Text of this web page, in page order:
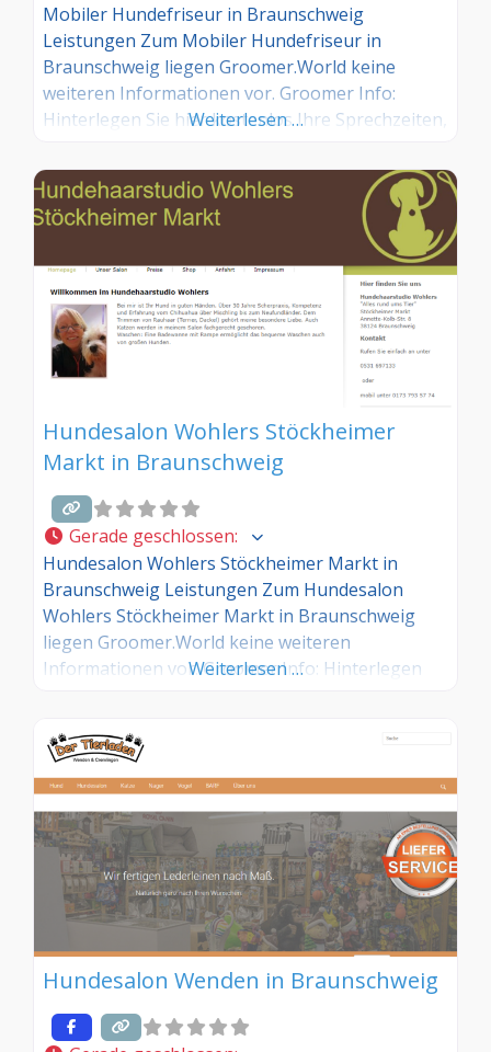
Mobiler Hundefriseur in Braunschweig
Leistungen Zum Mobiler Hundefriseur in
Braunschweig liegen Groomer.World keine
weiteren Informationen vor. Groomer Info:
Hinterlegen Sie hier kostenlos Ihre Sprechzeiten,
anmelden! Sind Sie Kunde dieses Hundesalons?
Dann teilen Sie Ihre Erfahrungen über die
Kommentarfunktion unten mit anderen
Weiterlesen …
Hundesalon Wohlers Stöckheimer
Markt in Braunschweig
Gerade geschlossen:
Hundesalon Wohlers Stöckheimer Markt in
Braunschweig Leistungen Zum Hundesalon
Wohlers Stöckheimer Markt in Braunschweig
liegen Groomer.World keine weiteren
Informationen vor. Groomer Info: Hinterlegen
Sind Sie Kunde dieses Hundesalons? Dann teilen
Sie Ihre Erfahrungen über die
Kommentarfunktion unten mit anderen
Hundebesitzer/innen!
Weiterlesen …
Hundesalon Wenden in Braunschweig